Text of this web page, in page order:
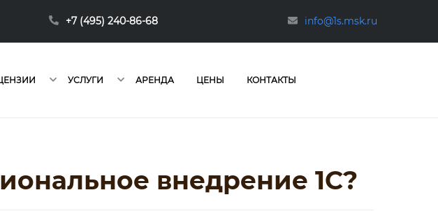
+7 (495) 240-86-68 info@1s.msk.ru
УСЛУГИ АРЕНДА ЦЕНЫ КОНТАКТЫ
внедрение 1С?